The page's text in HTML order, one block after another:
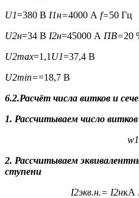
U1=380 В I1н=4000 А f=50 Гц
U2н=34 В I2н=45000 А ПВ=20
U2max=1,1 U1=37,4 В
U2min==18,7 В
6.2.Расчёт числа витков и
1. Рассчитываем число
w1
2. Рассчитываем
ступени
I2экв.н.= I2нкА